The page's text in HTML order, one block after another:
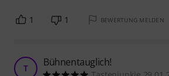
1 1 BEWERTUNG MELDEN
T Bühnentauglich!